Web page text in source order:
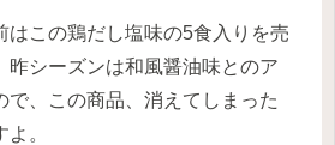
はこの鶏だし塩味の5食入りを売
昨シーズンは和風醤油味とのア
で、この商品、消えてしまった
。